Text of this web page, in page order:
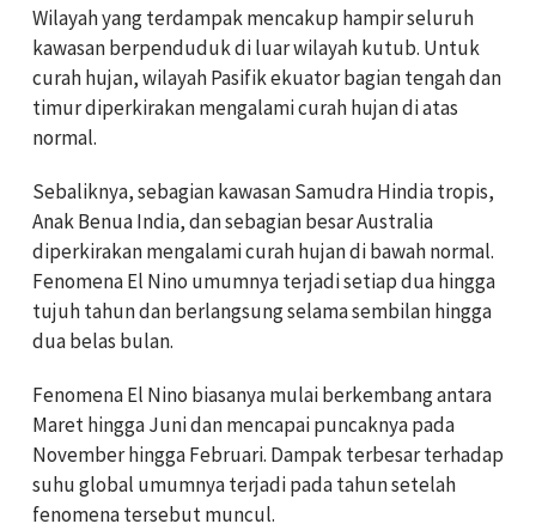
Wilayah yang terdampak mencakup hampir seluruh
kawasan berpenduduk di luar wilayah kutub. Untuk
curah hujan, wilayah Pasifik ekuator bagian tengah dan
timur diperkirakan mengalami curah hujan di atas
normal.
Sebaliknya, sebagian kawasan Samudra Hindia tropis,
Anak Benua India, dan sebagian besar Australia
diperkirakan mengalami curah hujan di bawah normal.
Fenomena El Nino umumnya terjadi setiap dua hingga
tujuh tahun dan berlangsung selama sembilan hingga
dua belas bulan.
Fenomena El Nino biasanya mulai berkembang antara
Maret hingga Juni dan mencapai puncaknya pada
November hingga Februari. Dampak terbesar terhadap
suhu global umumnya terjadi pada tahun setelah
fenomena tersebut muncul.